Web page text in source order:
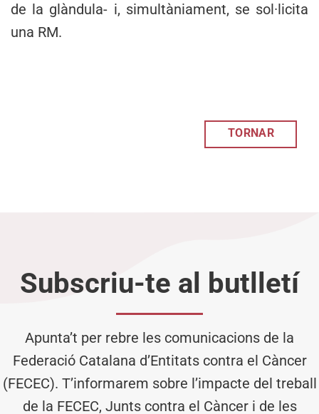
de la glàndula- i, simultàniament, se sol·licita
una RM.
TORNAR
Subscriu-te al butlletí
Apunta’t per rebre les comunicacions de la
Federació Catalana d’Entitats contra el Càncer
(FECEC). T’informarem sobre l’impacte del treball
de la FECEC, Junts contra el Càncer i de les